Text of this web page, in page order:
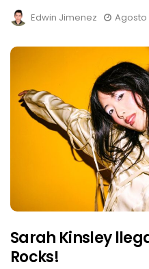
Edwin Jimenez Agosto
Sarah Kinsley
Rocks!